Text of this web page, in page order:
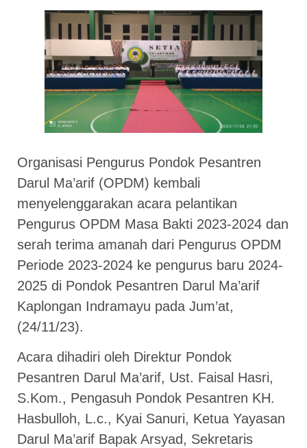
Organisasi Pengurus Pondok Pesantren
Darul Ma’arif (OPDM) kembali
menyelenggarakan acara pelantikan
Pengurus OPDM Masa Bakti 2023-2024 dan
serah terima amanah dari Pengurus OPDM
Periode 2023-2024 ke pengurus baru 2024-
2025 di Pondok Pesantren Darul Ma’arif
Kaplongan Indramayu pada Jum’at,
(24/11/23).
Acara dihadiri oleh Direktur Pondok
Pesantren Darul Ma’arif, Ust. Faisal Hasri,
S.Kom., Pengasuh Pondok Pesantren KH.
Hasbulloh, L.c., Kyai Sanuri, Ketua Yayasan
Darul Ma’arif Bapak Arsyad, Sekretaris